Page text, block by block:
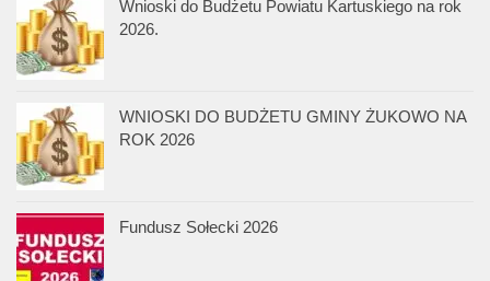
Wnioski do Budżetu Powiatu Kartuskiego na rok
2026.
WNIOSKI DO BUDŻETU GMINY ŻUKOWO NA
ROK 2026
Fundusz Sołecki 2026